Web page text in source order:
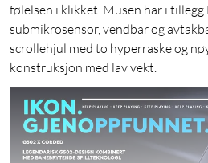
følelsen i klikket. Musen har i tillegg
submikrosensor, vendbar og
scrollehjul med to hyperraske og
konstruksjon med lav vekt.